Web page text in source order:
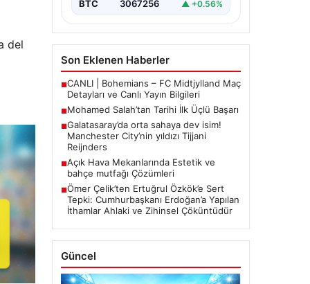
del
BTC 3067256 ▲ +0.56%
Son Eklenen Haberler
■CANLI | Bohemians – FC Midtjylland Maç
Detayları ve Canlı Yayın Bilgileri
■Mohamed Salah’tan Tarihi İlk Üçlü Başarı
■Galatasaray’da orta sahaya dev isim!
Manchester City’nin yıldızı Tijjani
Reijnders
■Açık Hava Mekanlarında Estetik ve
bahçe mutfağı Çözümleri
■Ömer Çelik’ten Ertuğrul Özkök’e Sert
Tepki: Cumhurbaşkanı Erdoğan’a Yapılan
İthamlar Ahlaki ve Zihinsel Çöküntüdür
Güncel